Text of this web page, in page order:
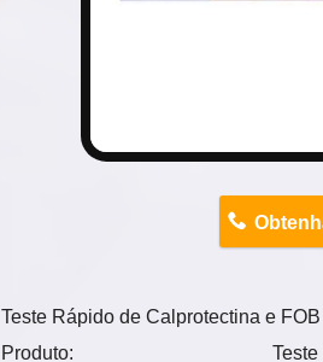
Teste Rápido de Calprotectina e
Produto: